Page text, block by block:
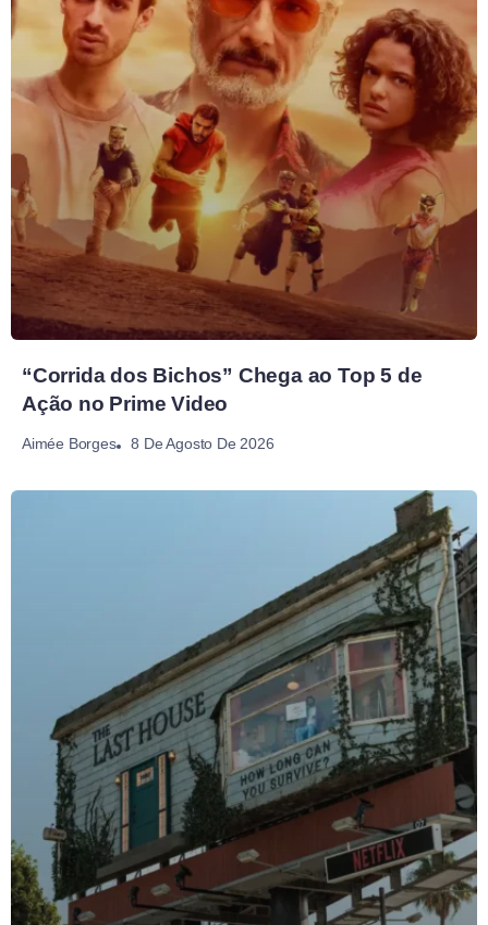
“Corrida dos Bichos” Chega ao Top 5 de
Ação no Prime Video
Aimée Borges 8 De Agosto De 2026